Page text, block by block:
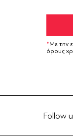
Με την
όρους
Follow